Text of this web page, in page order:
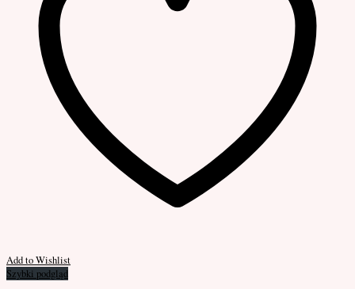
Add to Wishlist
Szybki podgląd